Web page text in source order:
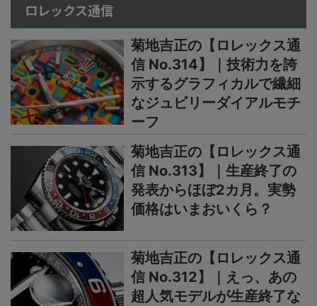
ロレックス通信
菊地吉正の【ロレックス通
信 No.314】｜技術力を誇
示するグラフィカルで繊細
なジュビリーダイアルモチ
ーフ
菊地吉正の【ロレックス通
信 No.313】｜生産終了の
発表からほぼ2カ月。実勢
価格はいまおいくら？
菊地吉正の【ロレックス通
信 No.312】｜えっ、あの
超人気モデルが生産終了な